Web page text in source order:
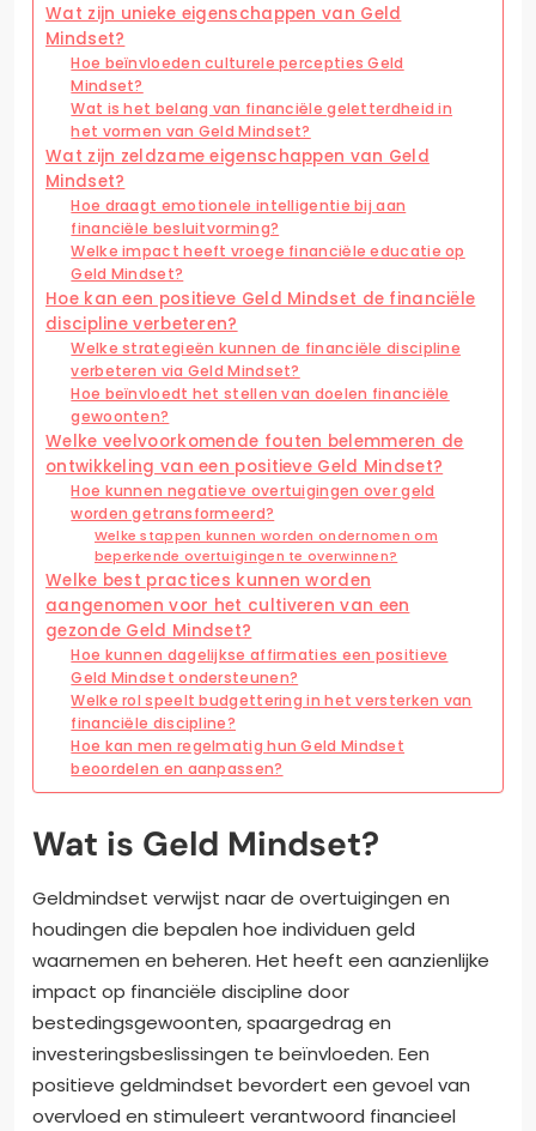
Wat zijn unieke eigenschappen van Geld
Mindset?
Hoe beïnvloeden culturele percepties Geld
Mindset?
Wat is het belang van financiële geletterdheid in
het vormen van Geld Mindset?
Wat zijn zeldzame eigenschappen van Geld
Mindset?
Hoe draagt emotionele intelligentie bij aan
financiële besluitvorming?
Welke impact heeft vroege financiële educatie op
Geld Mindset?
Hoe kan een positieve Geld Mindset de financiële
discipline verbeteren?
Welke strategieën kunnen de financiële discipline
verbeteren via Geld Mindset?
Hoe beïnvloedt het stellen van doelen financiële
gewoonten?
Welke veelvoorkomende fouten belemmeren de
ontwikkeling van een positieve Geld Mindset?
Hoe kunnen negatieve overtuigingen over geld
worden getransformeerd?
Welke stappen kunnen worden ondernomen om
beperkende overtuigingen te overwinnen?
Welke best practices kunnen worden
aangenomen voor het cultiveren van een
gezonde Geld Mindset?
Hoe kunnen dagelijkse affirmaties een positieve
Geld Mindset ondersteunen?
Welke rol speelt budgettering in het versterken van
financiële discipline?
Hoe kan men regelmatig hun Geld Mindset
beoordelen en aanpassen?
Wat is Geld Mindset?
Geldmindset verwijst naar de overtuigingen en
houdingen die bepalen hoe individuen geld
waarnemen en beheren. Het heeft een aanzienlijke
impact op financiële discipline door
bestedingsgewoonten, spaargedrag en
investeringsbeslissingen te beïnvloeden. Een
positieve geldmindset bevordert een gevoel van
overvloed en stimuleert verantwoord financieel